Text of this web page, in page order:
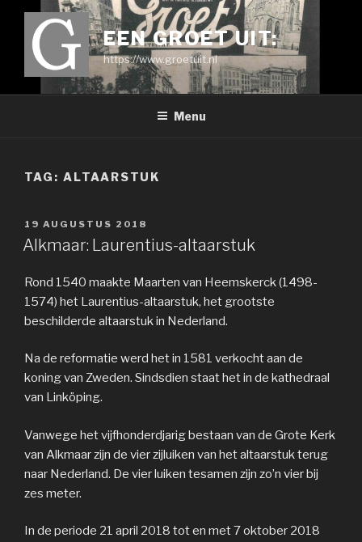
EEN GROET UIT:
https://www.groetuit.nl
Menu
TAG: ALTAARSTUK
GEPLAATST
OP
19 AUGUSTUS 2018
Alkmaar: Laurentius-altaarstuk
Rond 1540 maakte Maarten van Heemskerck (1498-
1574) het Laurentius-altaarstuk, het grootste
beschilderde altaarstuk in Nederland.
Na de reformatie werd het in 1581 verkocht aan de
koning van Zweden. Sindsdien staat het in de kathedraal
van Linköping.
Vanwege het vijfhonderdjarig bestaan van de Grote Kerk
van Alkmaar zijn de vier zijluiken van het altaarstuk terug
naar Nederland. De vier luiken tesamen zijn zo’n vier bij
zes meter.
In de periode 21 april 2018 tot en met 7 oktober 2018